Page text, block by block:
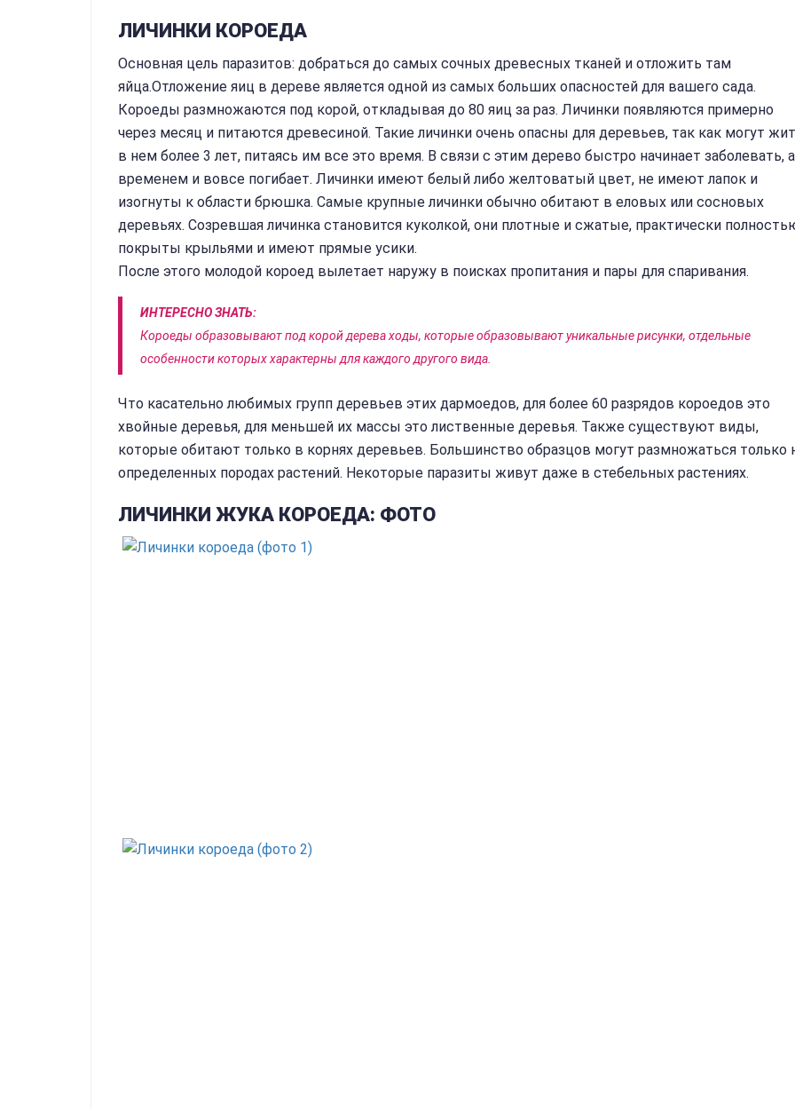
ЛИЧИНКИ КОРОЕДА
Основная цель паразитов: добраться до самых сочных древесных тканей и отложить там
яйца.Отложение яиц в дереве является одной из самых больших опасностей для вашего сада.
Короеды размножаются под корой, откладывая до 80 яиц за раз. Личинки появляются примерно
через месяц и питаются древесиной. Такие личинки очень опасны для деревьев, так как могут
в нем более 3 лет, питаясь им все это время. В связи с этим дерево быстро начинает заболевать,
временем и вовсе погибает. Личинки имеют белый либо желтоватый цвет, не имеют лапок и
изогнуты к области брюшка. Самые крупные личинки обычно обитают в еловых или сосновых
деревьях. Созревшая личинка становится куколкой, они плотные и сжатые, практически
покрыты крыльями и имеют прямые усики.
После этого молодой короед вылетает наружу в поисках пропитания и пары для спаривания.
ИНТЕРЕСНО ЗНАТЬ:
Короеды образовывают под корой дерева ходы, которые образовывают уникальные рисунки, отдельные
особенности которых характерны для каждого другого вида.
Что касательно любимых групп деревьев этих дармоедов, для более 60 разрядов короедов это
хвойные деревья, для меньшей их массы это лиственные деревья. Также существуют виды,
которые обитают только в корнях деревьев. Большинство образцов могут размножаться только
определенных породах растений. Некоторые паразиты живут даже в стебельных растениях.
ЛИЧИНКИ ЖУКА КОРОЕДА: ФОТО